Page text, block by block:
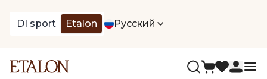
DI sport Etalon Русский